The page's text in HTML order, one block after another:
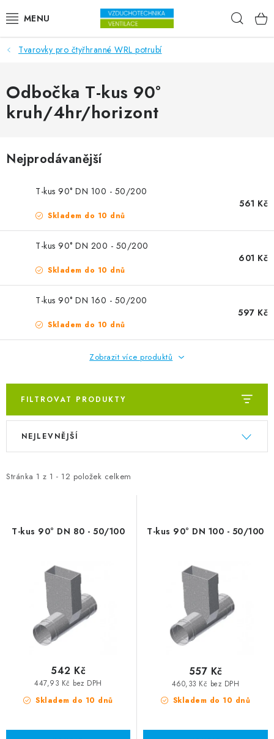
VENTILÁTORY
VZDUCHOTECHNIKA
REKUPERACE
FILTRY
ODVLHČOVAČE
ZVLHČOVAČE VZDUCHU PRŮMYSLOVÉ
NAHŘÍVACÍ POLŠTÁŘEK S LÁVOVÝM PÍSKEM
VÝPRODEJ
Tvarovky pro čtyřhranné WRL potrubí
Odbočka T-kus 90°
kruh/4hr/horizont
Nejprodávanější
T-kus 90° DN 100 - 50/200
Skladem do 10 dnů
561 Kč
T-kus 90° DN 200 - 50/200
Skladem do 10 dnů
601 Kč
T-kus 90° DN 160 - 50/200
Skladem do 10 dnů
597 Kč
Zobrazit více produktů
FILTROVAT PRODUKTY
Výpis produktů
Stránka 1 z 1 - 12 položek celkem
Řazení produktů
NEJLEVNĚJŠÍ
T-kus 90° DN 80 - 50/100
Skladem do 10 dnů
447,93 Kč bez DPH
542 Kč
T-kus 90° DN 100 - 50/100
Skladem do 10 dnů
460,33 Kč bez DPH
557 Kč